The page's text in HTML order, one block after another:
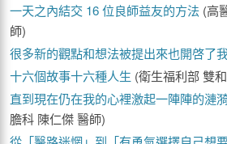
一天之內結交 16 位良師益友的方法 (高
師)
很多新的觀點和想法被提出來也開啓了
十六個故事十六種人生 (衛生福利部 雙
直到現在仍在我的心裡激起一陣陣的漣
膽科 陳仁傑 醫師)